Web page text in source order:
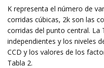
K representa el número de
corridas cúbicas, 2k son las
corridas del punto central. La
independientes y los niveles
CCD y los valores de los
Tabla 2.